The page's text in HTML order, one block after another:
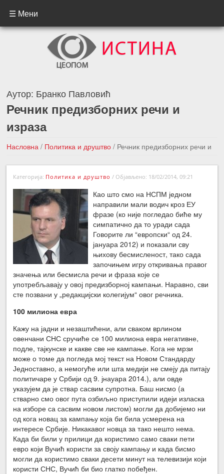
☰ Мени
Аутор: Бранко Павловић
Речник предизборних речи и
израза
Насловна / Политика и друштво / Речник предизборних речи и
израза
←Претходна вест
Следећа вест →
Категорија: Политика и друштво / Објављено: 18/02/2014, 09:21
Као што смо на НСПМ једном
направили мали водич кроз ЕУ
фразе (ко није погледао биће му
симпатично да то уради сада
Говорите ли “европски“ од 24.
јануара 2012) и показали сву
њихову бесмисленост, тако сада
започињем игру откривања правог
значења или бесмисла речи и фраза које се
употребљавају у овој предизборној кампањи. Наравно, сви
сте позвани у „редакцијски колегијум“ овог речника.
100 милиона евра
Кажу на јадни и незаштићени, али сваком врлином
овенчани СНС сручиће се 100 милиона евра негативне,
подле, тајкунске и какве све не кампање. Кога не мрзи
може о томе да погледа мој текст на Новом Стандарду
Једноставно, а немогуће или шта медији не смеју да питају
политичаре у Србији од 9. јнауара 2014.), али овде
указујем да је ствар сасвим супротна. Баш нисмо (а
стварно смо овог пута озбиљно приступили идеји изласка
на изборе са сасвим новом листом) могли да добијемо ни
од кога новац за кампању која би била усмерена на
интересе Србије. Никакавог новца за тако нешто нема.
Када би били у прилици да користимо само сваки пети
евро који Вучић користи за своју кампању и када бисмо
могли да користимо сваки десети минут на телевизији који
користи СНС, Вучић би био глатко побеђен.